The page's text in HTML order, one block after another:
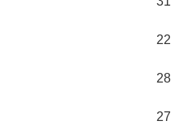
22
28
27